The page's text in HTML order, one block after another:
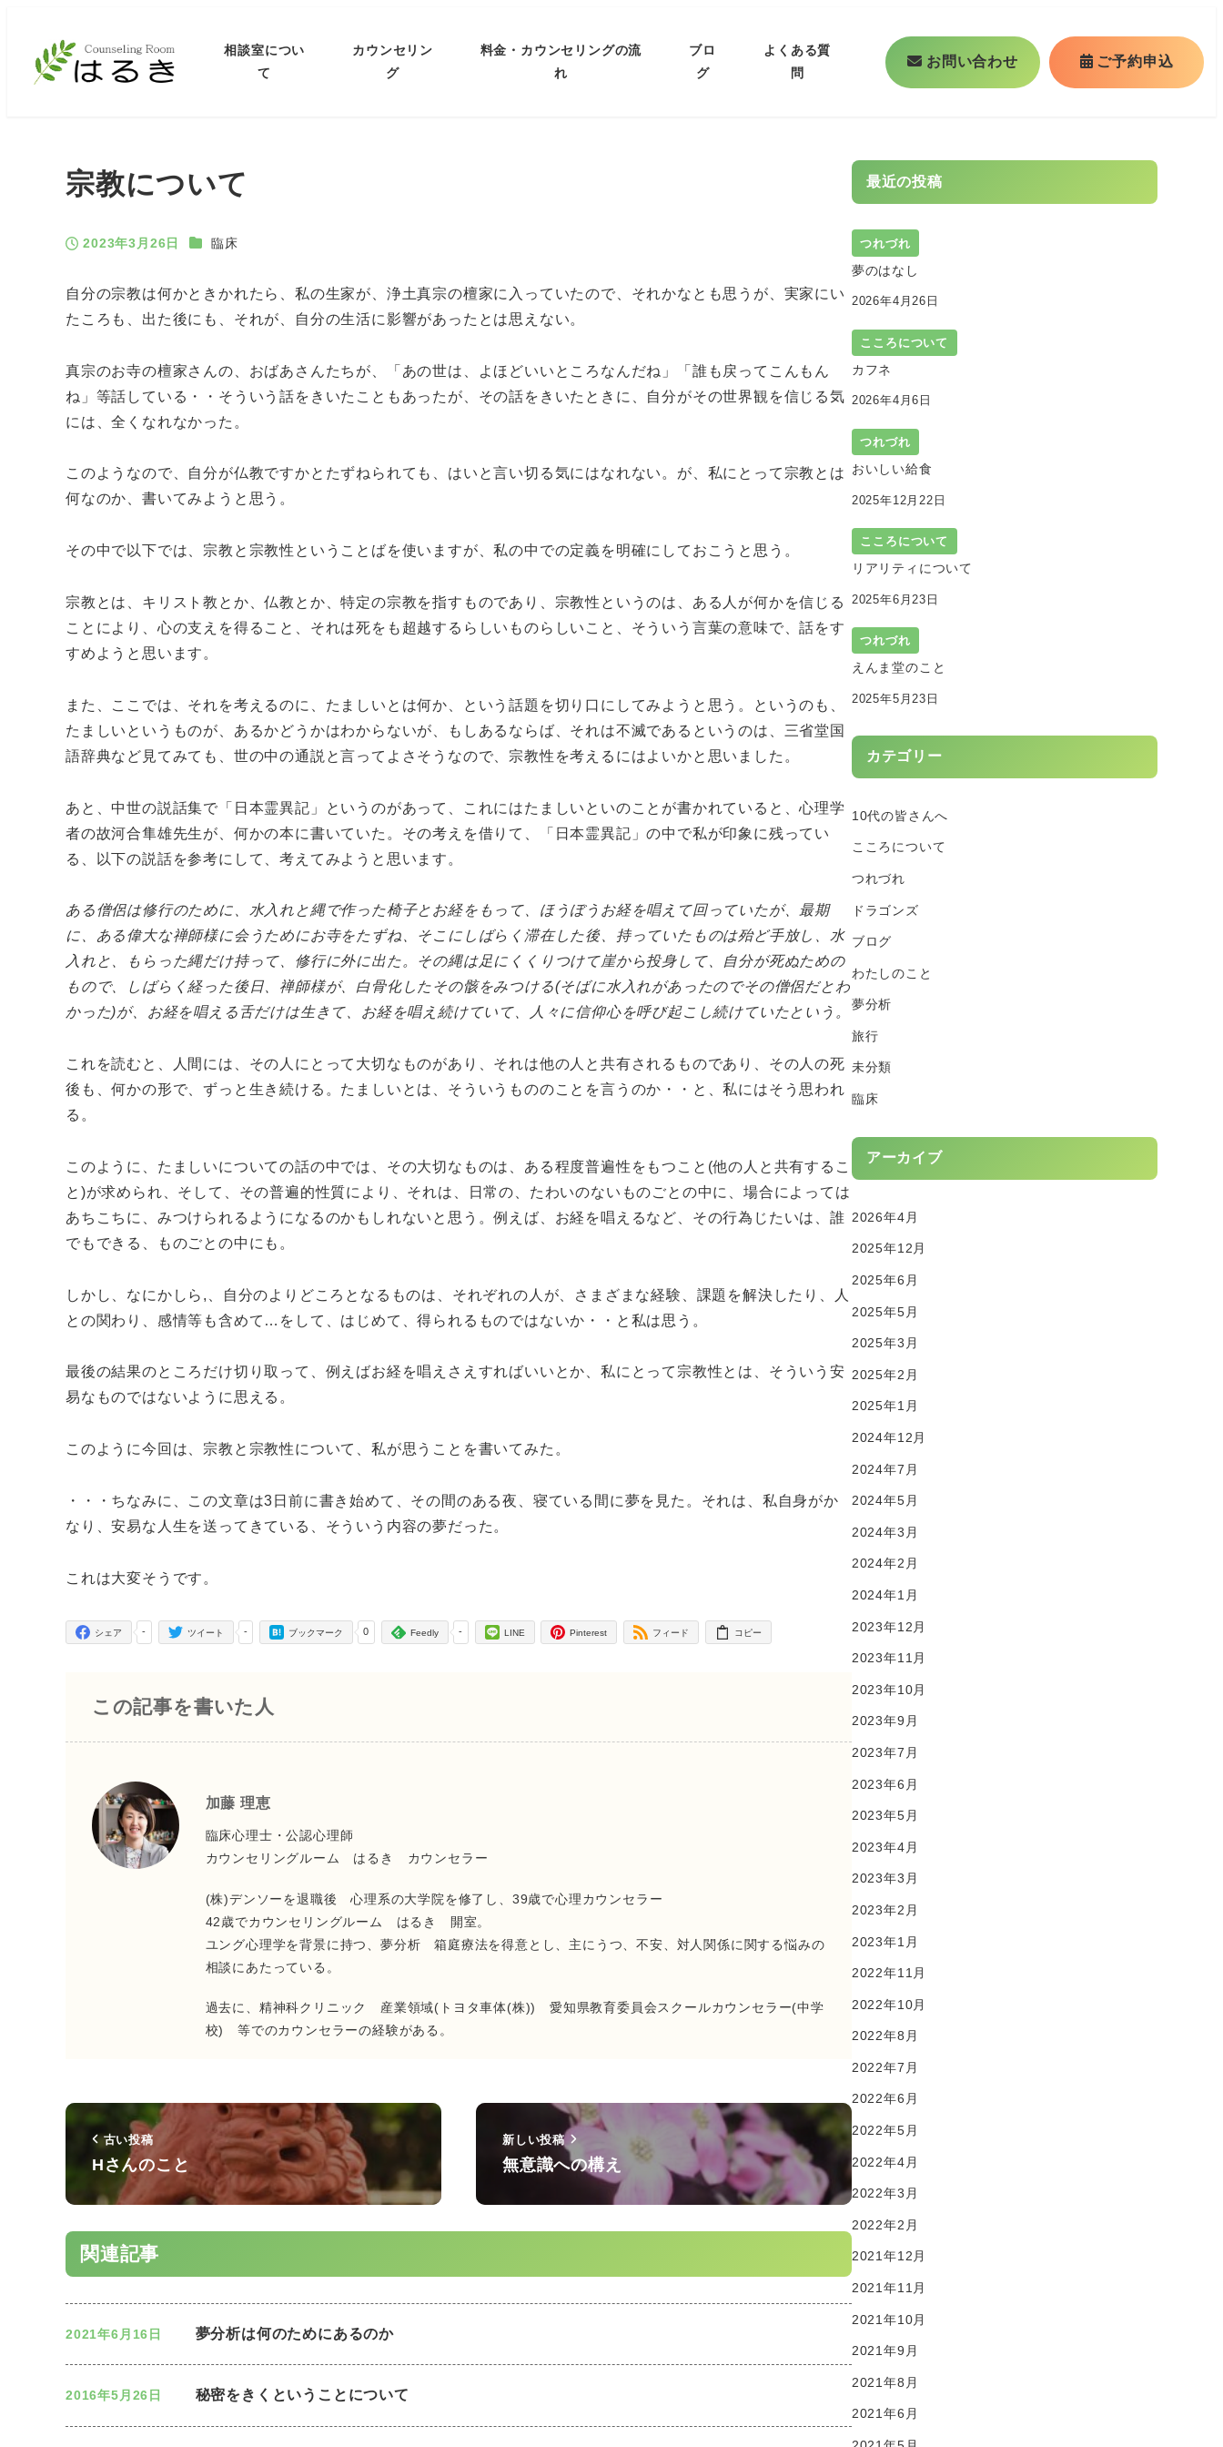
相談室につい
て
カウンセリン
グ
料金・カウンセリングの流
れ
ブロ
グ
よくある質
問
お問い合わせ ご予約申込
宗教について
投稿日
2023年3月26日 カテゴリー
臨床
自分の宗教は何かときかれたら、私の生家が、浄土真宗の檀家に入っていたので、それかなとも思うが、実家にい
たころも、出た後にも、それが、自分の生活に影響があったとは思えない。
真宗のお寺の檀家さんの、おばあさんたちが、「あの世は、よほどいいところなんだね」「誰も戻ってこんもん
ね」等話している・・そういう話をきいたこともあったが、その話をきいたときに、自分がその世界観を信じる気
には、全くなれなかった。
このようなので、自分が仏教ですかとたずねられても、はいと言い切る気にはなれない。が、私にとって宗教とは
何なのか、書いてみようと思う。
その中で以下では、宗教と宗教性ということばを使いますが、私の中での定義を明確にしておこうと思う。
宗教とは、キリスト教とか、仏教とか、特定の宗教を指すものであり、宗教性というのは、ある人が何かを信じる
ことにより、心の支えを得ること、それは死をも超越するらしいものらしいこと、そういう言葉の意味で、話をす
すめようと思います。
また、ここでは、それを考えるのに、たましいとは何か、という話題を切り口にしてみようと思う。というのも、
たましいというものが、あるかどうかはわからないが、もしあるならば、それは不滅であるというのは、三省堂国
語辞典など見てみても、世の中の通説と言ってよさそうなので、宗教性を考えるにはよいかと思いました。
あと、中世の説話集で「日本霊異記」というのがあって、これにはたましいといのことが書かれていると、心理学
者の故河合隼雄先生が、何かの本に書いていた。その考えを借りて、「日本霊異記」の中で私が印象に残ってい
る、以下の説話を参考にして、考えてみようと思います。
ある僧侶は修行のために、水入れと縄で作った椅子とお経をもって、ほうぼうお経を唱えて回っていたが、最期
に、ある偉大な禅師様に会うためにお寺をたずね、そこにしばらく滞在した後、持っていたものは殆ど手放し、水
入れと、もらった縄だけ持って、修行に外に出た。その縄は足にくくりつけて崖から投身して、自分が死ぬための
もので、しばらく経った後日、禅師様が、白骨化したその骸をみつける(そばに水入れがあったのでその僧侶だとわ
かった)が、お経を唱える舌だけは生きて、お経を唱え続けていて、人々に信仰心を呼び起こし続けていたという。
これを読むと、人間には、その人にとって大切なものがあり、それは他の人と共有されるものであり、その人の死
後も、何かの形で、ずっと生き続ける。たましいとは、そういうもののことを言うのか・・と、私にはそう思われ
る。
このように、たましいについての話の中では、その大切なものは、ある程度普遍性をもつこと(他の人と共有するこ
と)が求められ、そして、その普遍的性質により、それは、日常の、たわいのないものごとの中に、場合によっては
あちこちに、みつけられるようになるのかもしれないと思う。例えば、お経を唱えるなど、その行為じたいは、誰
でもできる、ものごとの中にも。
しかし、なにかしら,、自分のよりどころとなるものは、それぞれの人が、さまざまな経験、課題を解決したり、人
との関わり、感情等も含めて…をして、はじめて、得られるものではないか・・と私は思う。
最後の結果のところだけ切り取って、例えばお経を唱えさえすればいいとか、私にとって宗教性とは、そういう安
易なものではないように思える。
このように今回は、宗教と宗教性について、私が思うことを書いてみた。
・・・ちなみに、この文章は3日前に書き始めて、その間のある夜、寝ている間に夢を見た。それは、私自身がか
なり、安易な人生を送ってきている、そういう内容の夢だった。
これは大変そうです。
-
シェア -
ツイート 0
ブックマーク -
Feedly LINE Pinterest フィード コピー
この記事を書いた人
加藤 理恵
臨床心理士・公認心理師
カウンセリングルーム はるき カウンセラー
(株)デンソーを退職後 心理系の大学院を修了し、39歳で心理カウンセラー
42歳でカウンセリングルーム はるき 開室。
ユング心理学を背景に持つ、夢分析 箱庭療法を得意とし、主にうつ、不安、対人関係に関する悩みの
相談にあたっている。
過去に、精神科クリニック 産業領域(トヨタ車体(株)) 愛知県教育委員会スクールカウンセラー(中学
校) 等でのカウンセラーの経験がある。
古い投稿
Hさんのこと
新しい投稿
無意識への構え
関連記事
夢分析は何のためにあるのか
2021年6月16日
秘密をきくということについて
2016年5月26日
最近の投稿
つれづれ
夢のはなし
2026年4月26日
こころについて
カフネ
2026年4月6日
つれづれ
おいしい給食
2025年12月22日
こころについて
リアリティについて
2025年6月23日
つれづれ
えんま堂のこと
2025年5月23日
カテゴリー
10代の皆さんへ
こころについて
つれづれ
ドラゴンズ
ブログ
わたしのこと
夢分析
旅行
未分類
臨床
アーカイブ
2026年4月
2025年12月
2025年6月
2025年5月
2025年3月
2025年2月
2025年1月
2024年12月
2024年7月
2024年5月
2024年3月
2024年2月
2024年1月
2023年12月
2023年11月
2023年10月
2023年9月
2023年7月
2023年6月
2023年5月
2023年4月
2023年3月
2023年2月
2023年1月
2022年11月
2022年10月
2022年8月
2022年7月
2022年6月
2022年5月
2022年4月
2022年3月
2022年2月
2021年12月
2021年11月
2021年10月
2021年9月
2021年8月
2021年6月